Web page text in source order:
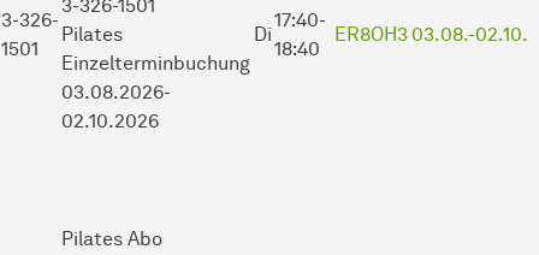
3-326-
1501
3-326-1501
Pilates
Einzelterminbuchung
03.08.2026-
02.10.2026
Di
17:40-
18:40
ER8OH3 03.08.-02.10.
Pilates Abo